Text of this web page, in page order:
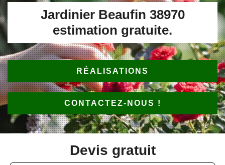
Jardinier Beaufin 38970
estimation gratuite.
RÉALISATIONS
CONTACTEZ-NOUS !
Devis gratuit